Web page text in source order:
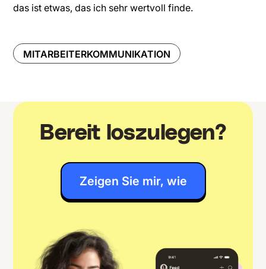
das ist etwas, das ich sehr wertvoll finde.
MITARBEITERKOMMUNIKATION
Bereit loszulegen?
Zeigen Sie mir, wie